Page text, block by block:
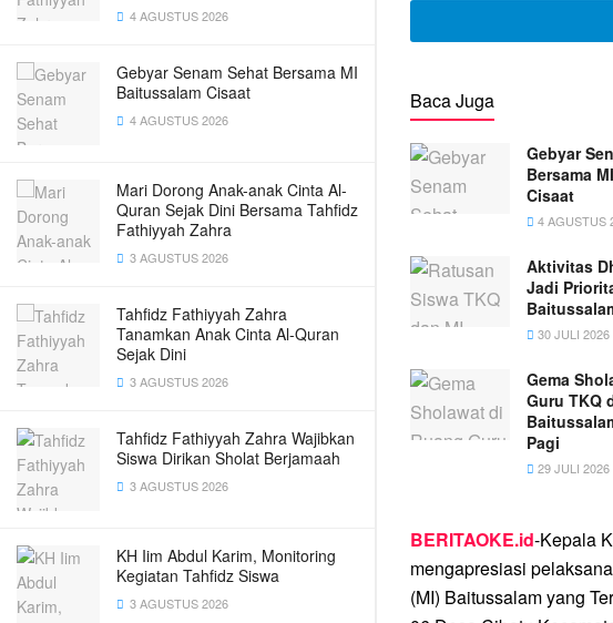
4 AGUSTUS 2026
Gebyar Senam Sehat Bersama MI
Baitussalam Cisaat
4 AGUSTUS 2026
Mari Dorong Anak-anak Cinta Al-
Quran Sejak Dini Bersama Tahfidz
Fathiyyah Zahra
3 AGUSTUS 2026
Tahfidz Fathiyyah Zahra
Tanamkan Anak Cinta Al-Quran
Sejak Dini
3 AGUSTUS 2026
Tahfidz Fathiyyah Zahra Wajibkan
Siswa Dirikan Sholat Berjamaah
3 AGUSTUS 2026
KH Iim Abdul Karim, Monitoring
Kegiatan Tahfidz Siswa
3 AGUSTUS 2026
Baca Juga
Gebyar
Bersama
Cisaat
4 AGUSTUS
Aktivitas
Jadi
30 JULI 2026
Gema
Guru TKQ
Pagi
29 JULI 2026
BERITAOKE.id-Kepala
mengapresiasi
(MI) Baitussalam yang